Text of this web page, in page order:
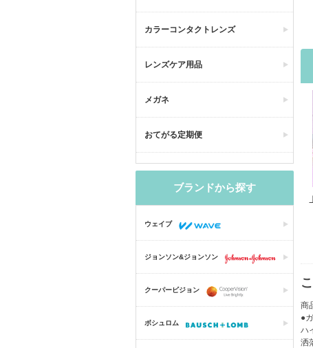
カラーコンタクトレンズ
レンズケア用品
メガネ
おてがる定期便
ブランドから探す
ウェイブ
ジョンソン&ジョンソン
クーパービジョン
ボシュロム
商
●
ハ
洒